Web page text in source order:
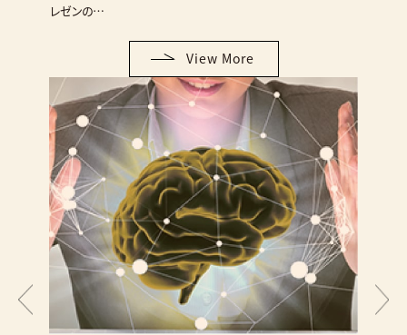
レゼンの…
View More